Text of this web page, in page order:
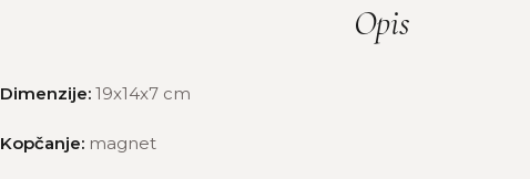
Opis
Dimenzije: 19x14x7 cm
Kopčanje: magnet